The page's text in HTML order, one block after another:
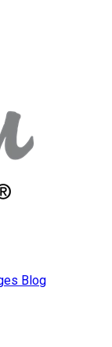
Blog